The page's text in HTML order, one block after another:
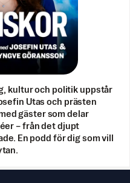
kultur och politik uppstår
Utas och prästen
gäster som delar
– från det djupt
En podd för dig som vill